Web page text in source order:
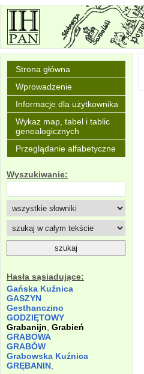
Strona główna
Wprowadzenie
Informacje dla użytkownika
Wykaz map, tabel i tablic
genealogicznych
Przeglądanie alfabetyczne
Wyszukiwanie:
Hasła sąsiadujące:
Gańska Kuźnica
GASZYN
Gesthanczino
GODZIĘTOWY
Grabanijn Grabień
GRABOWA
GRABÓW
Grabowska Kuźnica
GRĘBANIN